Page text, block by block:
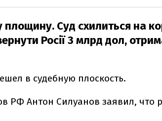
Cуд схилиться на
Росії 3 млрд дол,
в судебную плоскость.
РФ Антон Силуанов заявил, что